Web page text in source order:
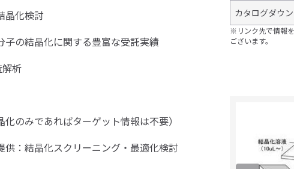
晶化検討
子の結晶化に関する豊富な受託実績
解析
のみであればターゲット情報は不要）
：結晶化スクリーニング・最適化検討
カタログダウ
※リンク先で情報
ございます。